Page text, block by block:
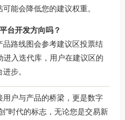
能会降低您的建议权重。
台开发方向吗？
路线图会参考建议区投票结
入迭代库，用户在建议区的
步。
用户与产品的桥梁，更是数字
”时代的标志，无论您是交易新